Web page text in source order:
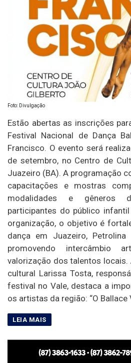
Foto: Divulgação
Estão abertas as inscrições
Festival Nacional de Dança
Francisco. O evento será
de setembro, no Centro de
Juazeiro (BA). A programação
capacitações e mostras
modalidades e gêneros
participantes do público
organização, o objetivo é
dança em Juazeiro,
promovendo intercâmbio
valorização dos talentos locais.
cultural Larissa Tosta,
festival no Vale, destaca a
os artistas da região: “O Ballace